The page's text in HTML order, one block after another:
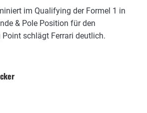
im Qualifying der Formel 1 in
& Pole Position für den
Point schlägt Ferrari deutlich.